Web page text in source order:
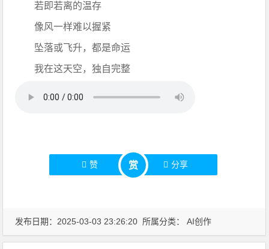
若即若离的温存
像风一样难以握紧
坠落或飞升，都是命运
我在这天空，独自完整
赞 赏 分享
发布日期：2025-03-03 23:26:20 所属分类：AI创作